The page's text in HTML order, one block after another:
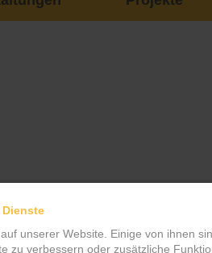
unserer Website. Einige von ihnen
zu verbessern oder zusätzliche